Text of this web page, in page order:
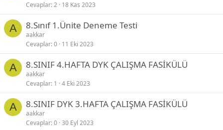
Cevaplar 2 18 Kas 2023
A 8.Sınıf 1.Ünite Deneme Testi
aakkar
Cevaplar 0 11 Eki 2023
A 8.SINIF 4.HAFTA DYK ÇALIŞMA FASİKÜLÜ
aakkar
Cevaplar 1 4 Eki 2023
A 8.SINIF DYK 3.HAFTA ÇALIŞMA FASİKÜLÜ
aakkar
Cevaplar 0 30 Eyl 2023